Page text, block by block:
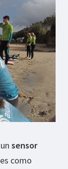
sensor
como